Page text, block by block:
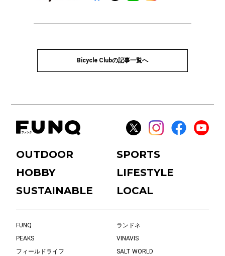
Bicycle Clubの記事一覧へ
OUTDOOR
SPORTS
HOBBY
LIFESTYLE
SUSTAINABLE
LOCAL
FUNQ
ランドネ
PEAKS
VINAVIS
フィールドライフ
SALT WORLD